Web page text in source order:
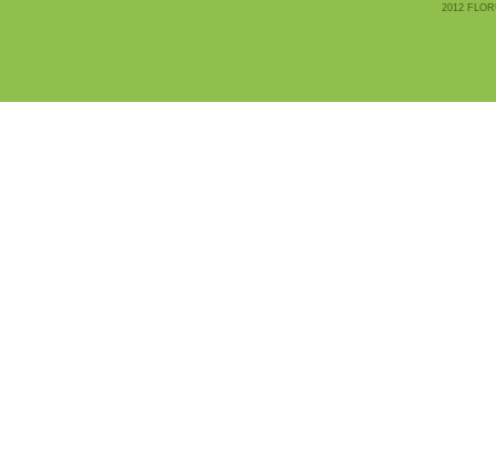
2012